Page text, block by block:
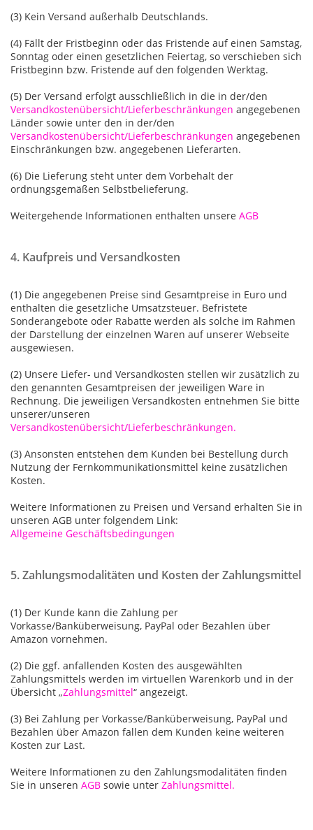
(3) Kein Versand außerhalb Deutschlands.
(4) Fällt der Fristbeginn oder das Fristende auf einen Samstag,
Sonntag oder einen gesetzlichen Feiertag, so verschieben sich
Fristbeginn bzw. Fristende auf den folgenden Werktag.
(5) Der Versand erfolgt ausschließlich in die in der/den
Versandkostenübersicht/Lieferbeschränkungen angegebenen
Länder sowie unter den in der/den
Versandkostenübersicht/Lieferbeschränkungen angegebenen
Einschränkungen bzw. angegebenen Lieferarten.
(6) Die Lieferung steht unter dem Vorbehalt der
ordnungsgemäßen Selbstbelieferung.
Weitergehende Informationen enthalten unsere AGB
4. Kaufpreis und Versandkosten
(1) Die angegebenen Preise sind Gesamtpreise in Euro und
enthalten die gesetzliche Umsatzsteuer. Befristete
Sonderangebote oder Rabatte werden als solche im Rahmen
der Darstellung der einzelnen Waren auf unserer Webseite
ausgewiesen.
(2) Unsere Liefer- und Versandkosten stellen wir zusätzlich zu
den genannten Gesamtpreisen der jeweiligen Ware in
Rechnung. Die jeweiligen Versandkosten entnehmen Sie bitte
unserer/unseren
Versandkostenübersicht/Lieferbeschränkungen.
(3) Ansonsten entstehen dem Kunden bei Bestellung durch
Nutzung der Fernkommunikationsmittel keine zusätzlichen
Kosten.
Weitere Informationen zu Preisen und Versand erhalten Sie in
unseren AGB unter folgendem Link:
Allgemeine Geschäftsbedingungen
5. Zahlungsmodalitäten und Kosten der Zahlungsmittel
(1) Der Kunde kann die Zahlung per
Vorkasse/Banküberweisung, PayPal oder Bezahlen über
Amazon vornehmen.
(2) Die ggf. anfallenden Kosten des ausgewählten
Zahlungsmittels werden im virtuellen Warenkorb und in der
Übersicht „Zahlungsmittel“ angezeigt.
(3) Bei Zahlung per Vorkasse/Banküberweisung, PayPal und
Bezahlen über Amazon fallen dem Kunden keine weiteren
Kosten zur Last.
Weitere Informationen zu den Zahlungsmodalitäten finden
Sie in unseren AGB sowie unter Zahlungsmittel.